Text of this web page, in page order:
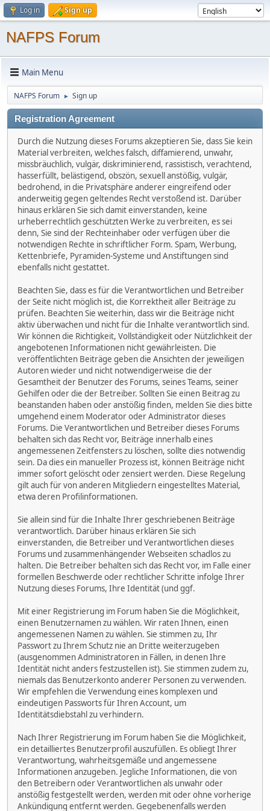
Log in Sign up
NAFPS Forum
Main Menu
NAFPS Forum ► Sign up
Registration Agreement
Durch die Nutzung dieses Forums akzeptieren Sie, dass Sie kein
Material verbreiten, welches falsch, diffamierend, unwahr,
missbräuchlich, vulgär, diskriminierend, rassistisch, verachtend,
hasserfüllt, belästigend, obszön, sexuell anstößig, vulgär,
bedrohend, in die Privatsphäre anderer eingreifend oder
anderweitig gegen geltendes Recht verstoßend ist. Darüber
hinaus erklären Sie sich damit einverstanden, keine
urheberrechtlich geschützten Werke zu verbreiten, es sei
denn, Sie sind der Rechteinhaber oder verfügen über die
notwendigen Rechte in schriftlicher Form. Spam, Werbung,
Kettenbriefe, Pyramiden-Systeme und Anstiftungen sind
ebenfalls nicht gestattet.
Beachten Sie, dass es für die Verantwortlichen und Betreiber
der Seite nicht möglich ist, die Korrektheit aller Beiträge zu
prüfen. Beachten Sie weiterhin, dass wir die Beiträge nicht
aktiv überwachen und nicht für die Inhalte verantwortlich sind.
Wir können die Richtigkeit, Vollständigkeit oder Nützlichkeit der
angebotenen Informationen nicht gewährleisten. Die
veröffentlichten Beiträge geben die Ansichten der jeweiligen
Autoren wieder und nicht notwendigerweise die der
Gesamtheit der Benutzer des Forums, seines Teams, seiner
Gehilfen oder die der Betreiber. Sollten Sie einen Beitrag zu
beanstanden haben oder anstößig finden, melden Sie dies bitte
umgehend einem Moderator oder Administrator dieses
Forums. Die Verantwortlichen und Betreiber dieses Forums
behalten sich das Recht vor, Beiträge innerhalb eines
angemessenen Zeitfensters zu löschen, sollte dies notwendig
sein. Da dies ein manueller Prozess ist, können Beiträge nicht
immer sofort gelöscht oder zensiert werden. Diese Regelung
gilt auch für von anderen Mitgliedern eingestelltes Material,
etwa deren Profilinformationen.
Sie allein sind für die Inhalte Ihrer geschriebenen Beiträge
verantwortlich. Darüber hinaus erklären Sie sich
einverstanden, die Betreiber und Verantwortlichen dieses
Forums und zusammenhängender Webseiten schadlos zu
halten. Die Betreiber behalten sich das Recht vor, im Falle einer
formellen Beschwerde oder rechtlicher Schritte infolge Ihrer
Nutzung dieses Forums, Ihre Identität (und ggf.
Mit einer Registrierung im Forum haben Sie die Möglichkeit,
einen Benutzernamen zu wählen. Wir raten Ihnen, einen
angemessenen Namen zu wählen. Sie stimmen zu, Ihr
Passwort zu Ihrem Schutz nie an Dritte weiterzugeben
(ausgenommen Administratoren in Fällen, in denen Ihre
Identität nicht anders festzustellen ist). Sie stimmen zudem zu,
niemals das Benutzerkonto anderer Personen zu verwenden.
Wir empfehlen die Verwendung eines komplexen und
eindeutigen Passworts für Ihren Account, um
Identitätsdiebstahl zu verhindern.
Nach Ihrer Registrierung im Forum haben Sie die Möglichkeit,
ein detailliertes Benutzerprofil auszufüllen. Es obliegt Ihrer
Verantwortung, wahrheitsgemäße und angemessene
Informationen anzugeben. Jegliche Informationen, die von
den Betreibern oder Verantwortlichen als unwahr oder
anstößig festgestellt werden, werden mit oder ohne vorherige
Ankündigung entfernt werden. Gegebenenfalls werden